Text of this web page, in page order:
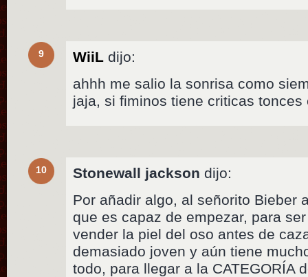
9 WiiL dijo:
ahhh me salio la sonrisa como
jaja, si fiminos tiene criticas
10 Stonewall jackson dijo:
Por añadir algo, al señorito Bieber
que es capaz de empezar, para
vender la piel del oso antes de
demasiado joven y aún tiene
todo, para llegar a la CATEGORÍA